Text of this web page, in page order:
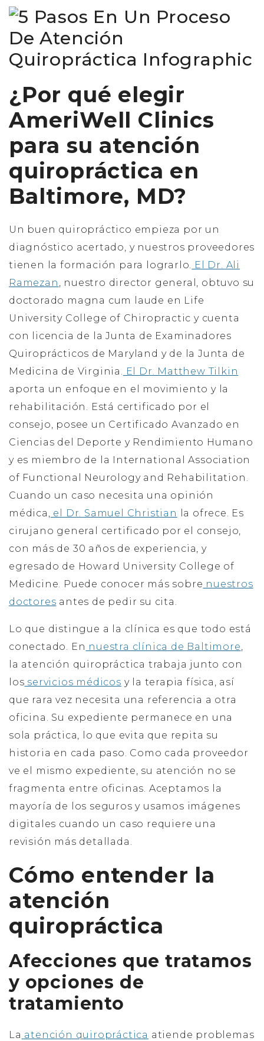
¿Por qué elegir
AmeriWell Clinics
para su atención
quiropráctica en
Baltimore, MD?
Un buen quiropráctico empieza por un
diagnóstico acertado, y nuestros proveedores
tienen la formación para lograrlo. El Dr. Ali
Ramezan , nuestro director general, obtuvo su
doctorado magna cum laude en Life
University College of Chiropractic y cuenta
con licencia de la Junta de Examinadores
Quiroprácticos de Maryland y de la Junta de
Medicina de Virginia. El Dr. Matthew Tilkin
aporta un enfoque en el movimiento y la
rehabilitación. Está certificado por el
consejo, posee un Certificado Avanzado en
Ciencias del Deporte y Rendimiento Humano
y es miembro de la International Association
of Functional Neurology and Rehabilitation.
Cuando un caso necesita una opinión
médica, el Dr. Samuel Christian
la ofrece. Es
cirujano general certificado por el consejo,
con más de 30 años de experiencia, y
egresado de Howard University College of
Medicine. Puede conocer más sobre nuestros
doctores antes de pedir su cita.
Lo que distingue a la clínica es que todo está
conectado. En nuestra clínica de Baltimore,
la atención quiropráctica trabaja junto con
los servicios médicos y la terapia física, así
que rara vez necesita una referencia a otra
oficina. Su expediente permanece en una
sola práctica, lo que evita que repita su
historia en cada paso. Como cada proveedor
ve el mismo expediente, su atención no se
fragmenta entre oficinas. Aceptamos la
mayoría de los seguros y usamos imágenes
digitales cuando un caso requiere una
revisión más detallada.
Cómo entender la
atención
quiropráctica
Afecciones que tratamos
y opciones de
tratamiento
La atención quiropráctica atiende problemas